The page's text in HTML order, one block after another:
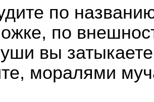
по
по
вы
моралями